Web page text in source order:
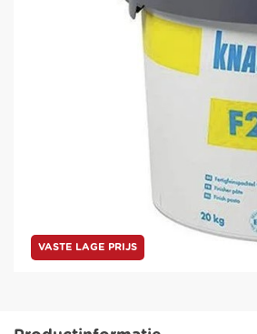
VASTE LAGE PRIJS